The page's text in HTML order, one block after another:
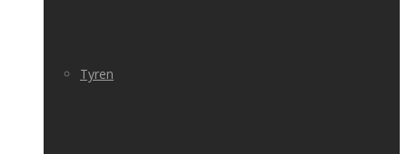
Tyren